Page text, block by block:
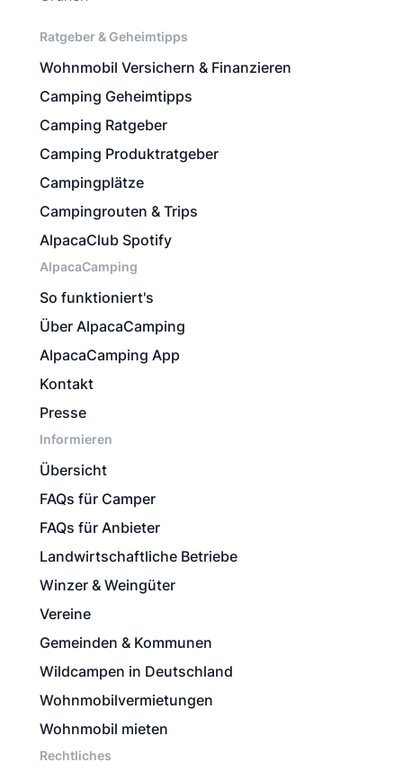
Ratgeber & Geheimtipps
Wohnmobil Versichern & Finanzieren
Camping Geheimtipps
Camping Ratgeber
Camping Produktratgeber
Campingplätze
Campingrouten & Trips
AlpacaClub Spotify
AlpacaCamping
So funktioniert's
Über AlpacaCamping
AlpacaCamping App
Kontakt
Presse
Informieren
Übersicht
FAQs für Camper
FAQs für Anbieter
Landwirtschaftliche Betriebe
Winzer & Weingüter
Vereine
Gemeinden & Kommunen
Wildcampen in Deutschland
Wohnmobilvermietungen
Wohnmobil mieten
Rechtliches